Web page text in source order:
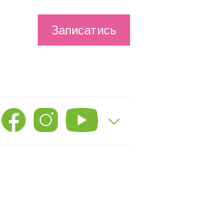
Записатись